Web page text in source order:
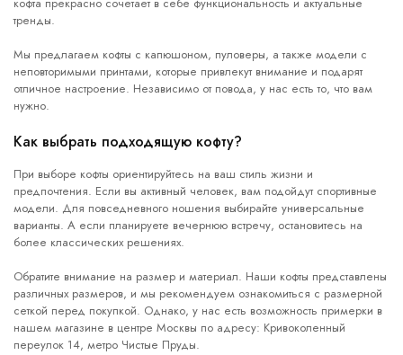
тренды.
Мы предлагаем кофты с капюшоном, пуловеры, а также модели с
неповторимыми принтами, которые привлекут внимание и подарят
отличное настроение. Независимо от повода, у нас есть то, что вам
нужно.
Как выбрать подходящую кофту?
При выборе кофты ориентируйтесь на ваш стиль жизни и
предпочтения. Если вы активный человек, вам подойдут спортивные
модели. Для повседневного ношения выбирайте универсальные
варианты. А если планируете вечернюю встречу, остановитесь на
более классических решениях.
Обратите внимание на размер и материал. Наши кофты представлены
различных размеров, и мы рекомендуем ознакомиться с размерной
сеткой перед покупкой. Однако, у нас есть возможность примерки в
нашем магазине в центре Москвы по адресу: Кривоколенный
переулок 14, метро Чистые Пруды.